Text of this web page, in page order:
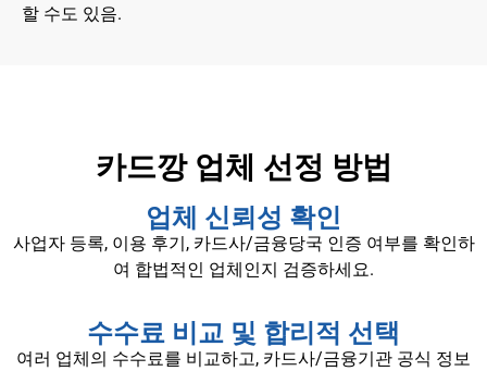
할 수도 있음.
카드깡 업체 선정 방법
업체 신뢰성 확인
사업자 등록, 이용 후기, 카드사/금융당국 인증 여부를 확인하
여 합법적인 업체인지 검증하세요.
수수료 비교 및 합리적 선택
여러 업체의 수수료를 비교하고, 카드사/금융기관 공식 정보